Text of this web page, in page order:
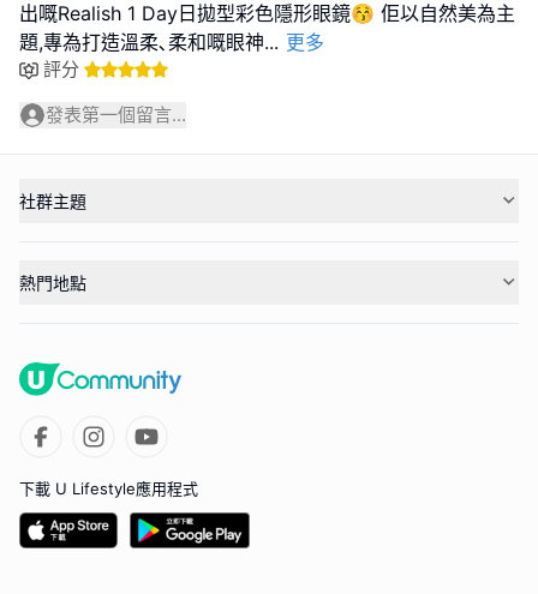
出嘅Realish 1 Day日拋型彩色隱形眼鏡😚 佢以自然美為主
題,專為打造溫柔､柔和嘅眼神... 更多
評分
發表第一個留言...
社群主題
熱門地點
下載 U Lifestyle應用程式